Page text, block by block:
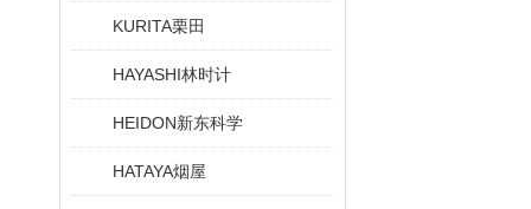
KURITA栗田
HAYASHI林时计
HEIDON新东科学
HATAYA烟屋